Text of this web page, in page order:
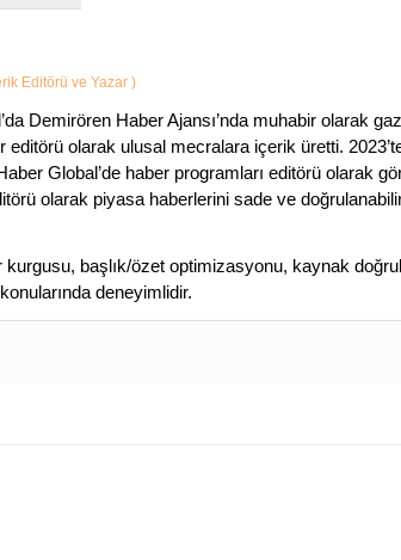
Editörü ve Yazar )
Demirören Haber Ajansı’nda muhabir olarak
editörü olarak ulusal mecralara içerik üretti.
Global’de haber programları editörü olarak
olarak piyasa haberlerini sade ve
başlık/özet optimizasyonu, kaynak
deneyimlidir.